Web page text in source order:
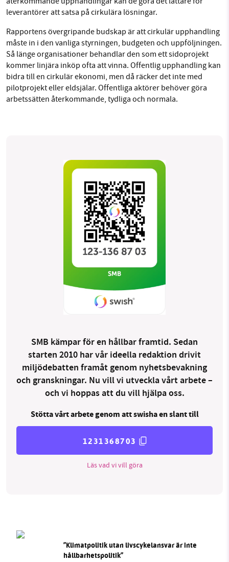
leverantörer att satsa på cirkulära lösningar.
Rapportens övergripande budskap är att cirkulär upphandling
måste in i den vanliga styrningen, budgeten och uppföljningen.
Så länge organisationer behandlar den som ett sidoprojekt
kommer linjära inköp ofta att vinna. Offentlig upphandling kan
bidra till en cirkulär ekonomi, men då räcker det inte med
pilotprojekt eller eldsjälar. Offentliga aktörer behöver göra
arbetssätten återkommande, tydliga och normala.
SMB kämpar för en hållbar framtid. Sedan
starten 2010 har vår ideella redaktion drivit
miljödebatten framåt genom nyhetsbevakning
och granskningar. Nu vill vi utveckla vårt arbete –
och vi hoppas att du vill hjälpa oss.
Stötta vårt arbete genom att swisha en slant till
1231368703
Läs vad vi vill göra
”Klimatpolitik utan livscykelansvar är inte
hållbarhetspolitik”